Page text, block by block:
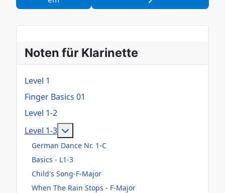
Noten für Klarinette
Level 1
Finger Basics 01
Level 1-2
Level 1-3
German Dance Nr. 1-C
Basics - L1-3
Child's Song-F-Major
When The Rain Stops - F-Major